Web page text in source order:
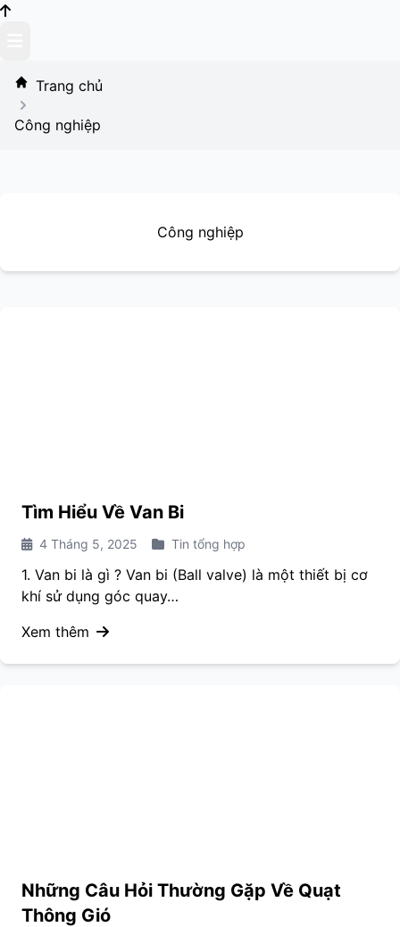
content
Trang chủ
Công nghiệp
Công nghiệp
Tìm Hiểu Về Van Bi
4 Tháng 5, 2025 Tin tổng hợp
1. Van bi là gì ? Van bi (Ball valve) là một thiết bị cơ
khí sử dụng góc quay…
Xem thêm
Những Câu Hỏi Thường Gặp Về Quạt
Thông Gió